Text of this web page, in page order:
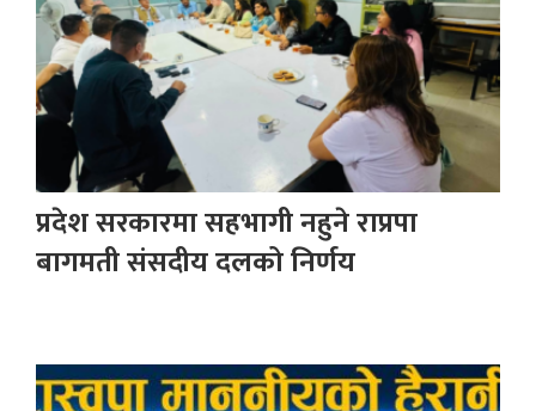
प्रदेश सरकारमा सहभागी नहुने राप्रपा
बागमती संसदीय दलको निर्णय